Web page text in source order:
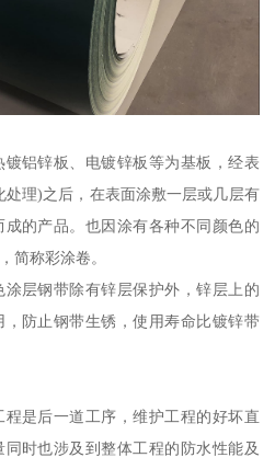
铝锌板、电镀锌板等为基板，经表
理)之后，在表面涂敷一层或几层有
的产品。也因涂有各种不同颜色的
简称彩涂卷。
层钢带除有锌层保护外，锌层上的
防止钢带生锈，使用寿命比镀锌带
是后一道工序，维护工程的好坏直
时也涉及到整体工程的防水性能及